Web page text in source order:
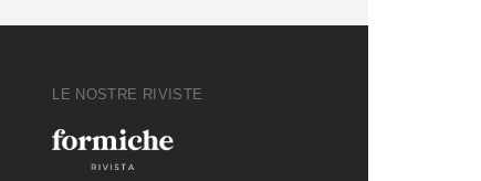
LE NOSTRE RIVISTE